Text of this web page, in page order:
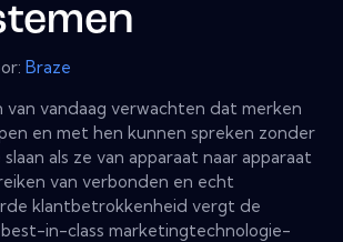
Braze
van vandaag verwachten dat merken
en met hen kunnen spreken zonder
als ze van apparaat naar apparaat
van verbonden en echt
klantbetrokkenheid vergt de
in-class marketingtechnologie-